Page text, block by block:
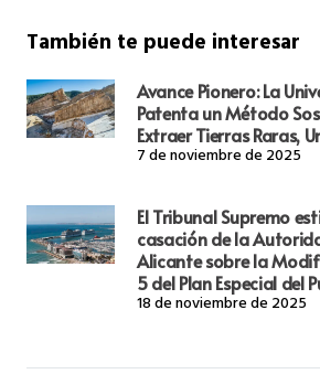
También te puede interesar
Avance Pionero: La
Patenta un Método
Extraer Tierras Raras,
7 de noviembre de 2025
El Tribunal Supremo
casación de la
Alicante sobre la
5 del Plan Especial del
18 de noviembre de 2025